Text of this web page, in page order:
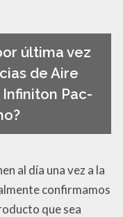
última vez
de Aire
Pac-
al día una vez a la
confirmamos
que sea